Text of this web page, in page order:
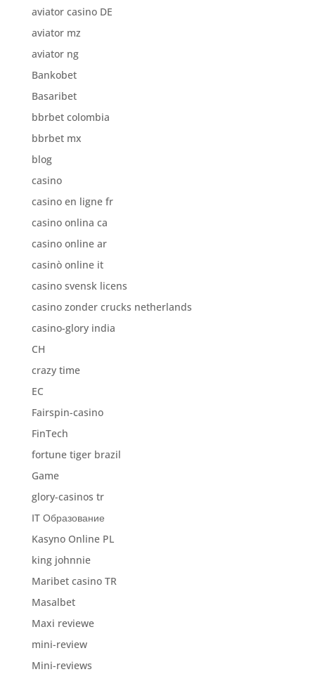
aviator casino DE
aviator mz
aviator ng
Bankobet
Basaribet
bbrbet colombia
bbrbet mx
blog
casino
casino en ligne fr
casino onlina ca
casino online ar
casinò online it
casino svensk licens
casino zonder crucks netherlands
casino-glory india
CH
crazy time
EC
Fairspin-casino
FinTech
fortune tiger brazil
Game
glory-casinos tr
IT Образование
Kasyno Online PL
king johnnie
Maribet casino TR
Masalbet
Maxi reviewe
mini-review
Mini-reviews